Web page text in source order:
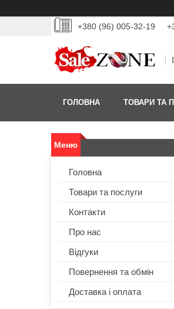
+380 (96) 005-32-19
ГОЛОВНА ТОВАРИ ТА
Головна
Товари та послуги
Контакти
Про нас
Відгуки
Повернення та обмін
Доставка і оплата